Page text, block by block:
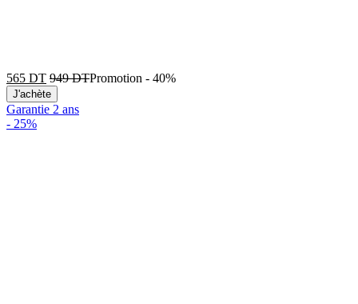
565 DT 949DTPromotion - 40%
J'achète
Garantie 2 ans
- 25%